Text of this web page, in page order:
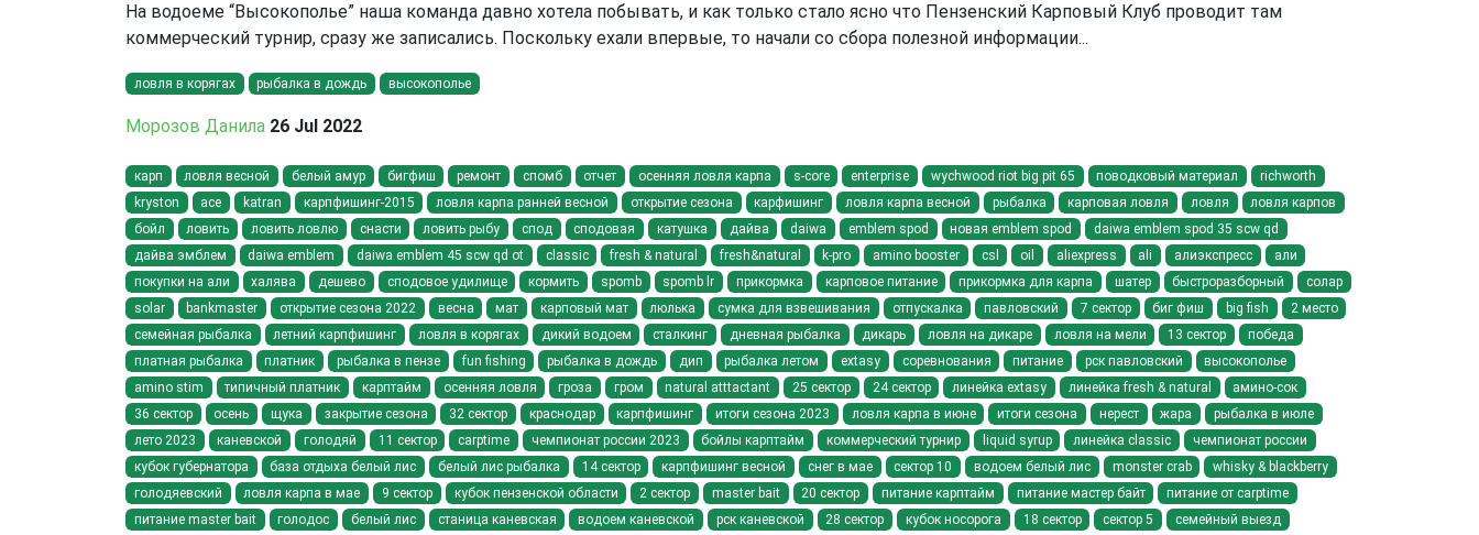
На водоеме “Высокополье” наша команда давно хотела побывать, и как только стало ясно что Пензенский Карповый Клуб проводит там
коммерческий турнир, сразу же записались. Поскольку ехали впервые, то начали со сбора полезной информации...
ловля в корягах рыбалка в дождь высокополье
Морозов Данила 26 Jul 2022
карп ловля весной белый амур бигфиш ремонт спомб отчет осенняя ловля карпа s-core enterprise wychwood riot big pit 65 поводковый материал
richworth
kryston
ace katran карпфишинг-2015 ловля карпа ранней весной открытие сезона карфишинг ловля карпа весной рыбалка карповая ловля ловля
ловля карпов
бойл
ловить ловить ловлю снасти ловить рыбу спод сподовая катушка дайва daiwa emblem spod новая emblem spod
daiwa emblem spod 35 scw qd
дайва эмблем
daiwa emblem daiwa emblem 45 scw qd ot classic fresh & natural fresh&natural k-pro amino booster csl oil aliexpress ali алиэкспресс
али
покупки на али
халява дешево сподовое удилище кормить spomb spomb lr прикормка карповое питание прикормка для карпа шатер быстроразборный
солар
solar
bankmaster открытие сезона 2022 весна мат карповый мат люлька сумка для взвешивания отпускалка павловский 7 сектор биг фиш big fish
2 место
семейная рыбалка
летний карпфишинг ловля в корягах дикий водоем сталкинг дневная рыбалка дикарь ловля на дикаре ловля на мели 13 сектор
победа
платная рыбалка
платник рыбалка в пензе fun fishing рыбалка в дождь дип рыбалка летом extasy соревнования питание рск павловский
высокополье
amino stim
типичный платник карптайм осенняя ловля гроза гром natural atttactant 25 сектор 24 сектор линейка extasy линейка fresh & natural
амино-сок
36 сектор
осень щука закрытие сезона 32 сектор краснодар карпфишинг итоги сезона 2023 ловля карпа в июне итоги сезона нерест жара
рыбалка в июле
лето 2023
каневской голодяй 11 сектор carptime чемпионат россии 2023 бойлы карптайм коммерческий турнир liquid syrup линейка classic
чемпионат россии
кубок губернатора
база отдыха белый лис белый лис рыбалка 14 сектор карпфишинг весной снег в мае сектор 10 водоем белый лис monster crab
whisky & blackberry
голодяевский
ловля карпа в мае 9 сектор кубок пензенской области 2 сектор master bait 20 сектор питание карптайм питание мастер байт
питание от carptime
питание master bait
голодос белый лис станица каневская водоем каневской рск каневской 28 сектор кубок носорога 18 сектор сектор 5 семейный выезд